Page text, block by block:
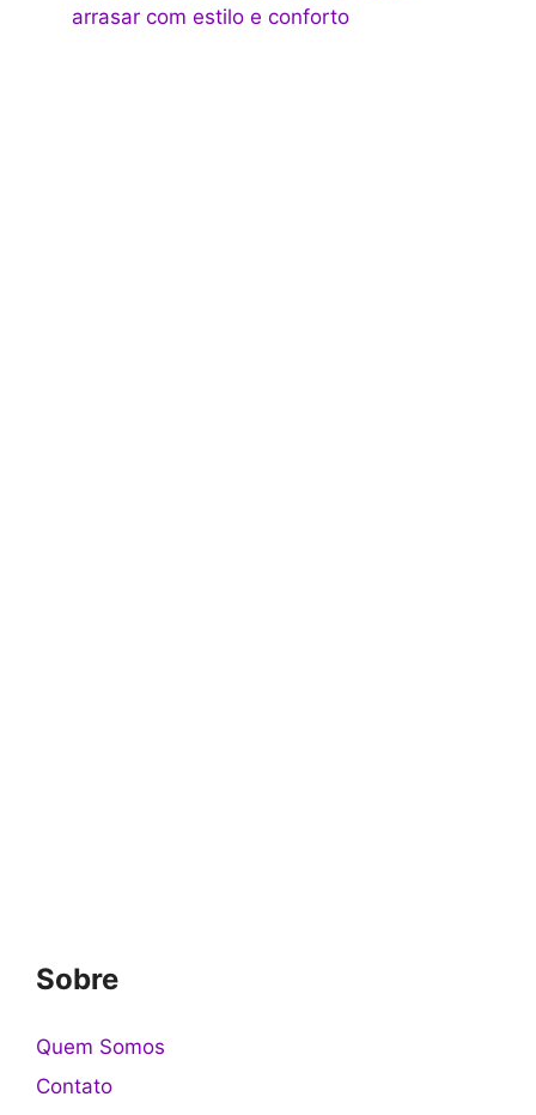
arrasar com estilo e conforto
Sobre
Quem Somos
Contato